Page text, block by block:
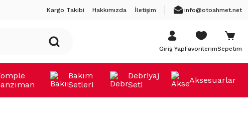
Kargo Takibi Hakkımızda İletişim info@otoahmet.net
Giriş YapFavorilerimSepetim
Bakım
Setleri
Debriyaj
Seti
Aksesuarlar